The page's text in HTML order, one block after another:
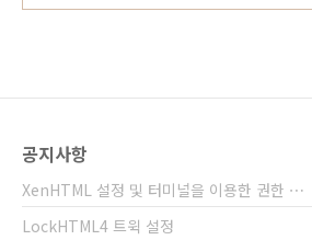
공지사항
XenHTML 설정 및 터미널을 이용한 권한 ⋯
LockHTML4 트윅 설정